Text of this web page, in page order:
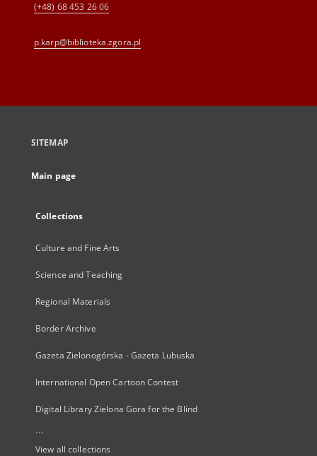
(+48) 68 453 26 06
p.karp@biblioteka.zgora.pl
SITEMAP
Main page
Collections
Culture and Fine Arts
Science and Teaching
Regional Materials
Border Archive
Gazeta Zielonogórska - Gazeta Lubuska
International Open Cartoon Contest
Digital Library Zielona Gora for the Blind
...
View all collections